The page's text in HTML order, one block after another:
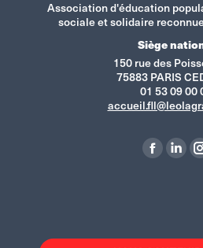
Association d'éducation
sociale et solidaire
Siège
150 rue des
75883 PARIS
01 53 09 00
La
dans
La
dans